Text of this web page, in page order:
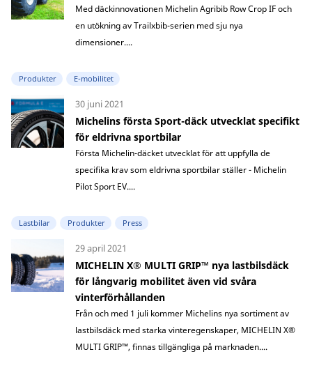
Med däckinnovationen Michelin Agribib Row Crop IF och
en utökning av Trailxbib-serien med sju nya
dimensioner....
Produkter E-mobilitet
30 juni 2021
Michelins första Sport-däck utvecklat specifikt
för eldrivna sportbilar
Första Michelin-däcket utvecklat för att uppfylla de
specifika krav som eldrivna sportbilar ställer - Michelin
Pilot Sport EV....
Lastbilar Produkter Press
29 april 2021
MICHELIN X® MULTI GRIP™ nya lastbilsdäck
för långvarig mobilitet även vid svåra
vinterförhållanden
Från och med 1 juli kommer Michelins nya sortiment av
lastbilsdäck med starka vinteregenskaper, MICHELIN X®
MULTI GRIP™, finnas tillgängliga på marknaden....